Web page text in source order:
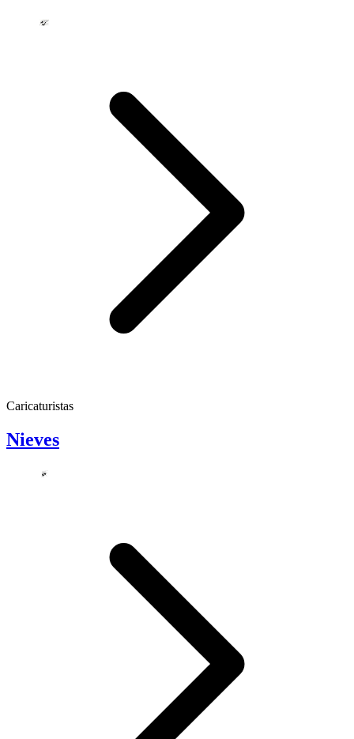
Caricaturistas
Nieves